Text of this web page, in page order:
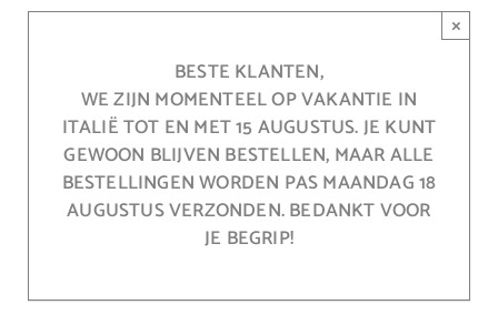
BESTE KLANTEN,
WE ZIJN MOMENTEEL OP VAKANTIE IN
ITALIË TOT EN MET 15 AUGUSTUS. JE KUNT
GEWOON BLIJVEN BESTELLEN, MAAR ALLE
BESTELLINGEN WORDEN PAS MAANDAG 18
AUGUSTUS VERZONDEN. BEDANKT VOOR
JE BEGRIP!
×